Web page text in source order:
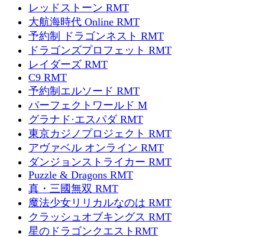
レッドストーン RMT
大航海時代 Online RMT
予約制 ドラゴンネスト RMT
ドラゴンズプロフェット RMT
レイダーズ RMT
C9 RMT
予約制エルソード RMT
パーフェクトワールド M
グラナド·エスパダ RMT
東京カジノプロジェクト RMT
アヴァベル オンライン RMT
ダンジョンストライカー RMT
Puzzle & Dragons RMT
真・三國無双 RMT
魔法少女リリカルなのは RMT
クラッシュオブキングス RMT
星のドラゴンクエストRMT